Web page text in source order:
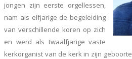
jongen zijn eerste orgellessen,
nam als elfjarige de begeleiding
van verschillende koren op zich
en werd als twaalfjarige vaste
kerkorganist van de kerk in zijn